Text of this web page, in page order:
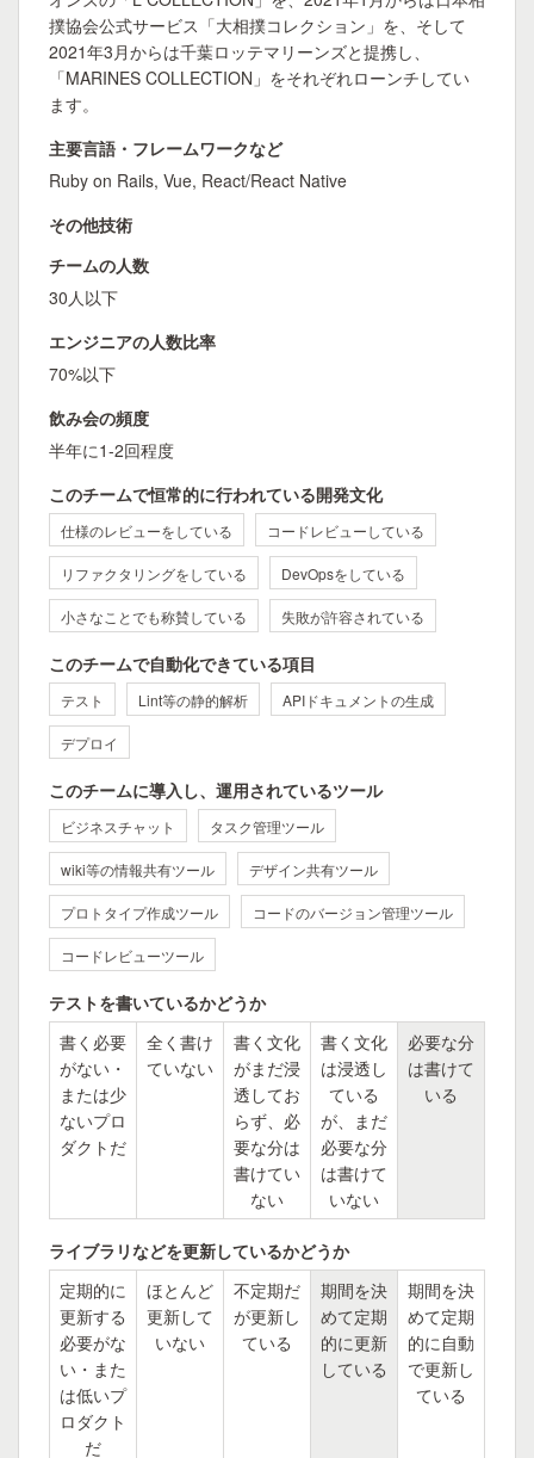
撲協会公式サービス「大相撲コレクション」を、そして
2021年3月からは千葉ロッテマリーンズと提携し、
「MARINES COLLECTION」をそれぞれローンチしてい
ます。
主要言語・フレームワークなど
Ruby on Rails, Vue, React/React Native
その他技術
チームの人数
30人以下
エンジニアの人数比率
70%以下
飲み会の頻度
半年に1-2回程度
このチームで恒常的に行われている開発文化
仕様のレビューをしている コードレビューしている
リファクタリングをしている DevOpsをしている
小さなことでも称賛している 失敗が許容されている
このチームで自動化できている項目
テスト Lint等の静的解析 APIドキュメントの生成
デプロイ
このチームに導入し、運用されているツール
ビジネスチャット タスク管理ツール
wiki等の情報共有ツール デザイン共有ツール
プロトタイプ作成ツール コードのバージョン管理ツール
コードレビューツール
テストを書いているかどうか
書く必要
がない・
または少
ないプロ
ダクトだ
全く書け
ていない
書く文化
がまだ浸
透してお
らず、必
要な分は
書けてい
ない
書く文化
は浸透し
ている
が、まだ
必要な分
は書けて
いない
必要な分
は書けて
いる
ライブラリなどを更新しているかどうか
定期的に
更新する
必要がな
い・また
は低いプ
ロダクト
だ
ほとんど
更新して
いない
不定期だ
が更新し
ている
期間を決
めて定期
的に更新
している
期間を決
めて定期
的に自動
で更新し
ている